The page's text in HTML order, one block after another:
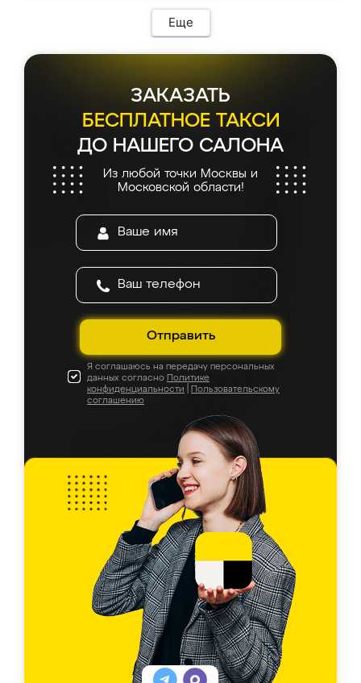
Еще
ЗАКАЗАТЬ
БЕСПЛАТНОЕ ТАКСИ
ДО НАШЕГО САЛОНА
Из любой точки Москвы и
Московской области!
Отправить
Я соглашаюсь на передачу персональных
данных согласно Политике
конфиденциальности
Пользовательскому
соглашению